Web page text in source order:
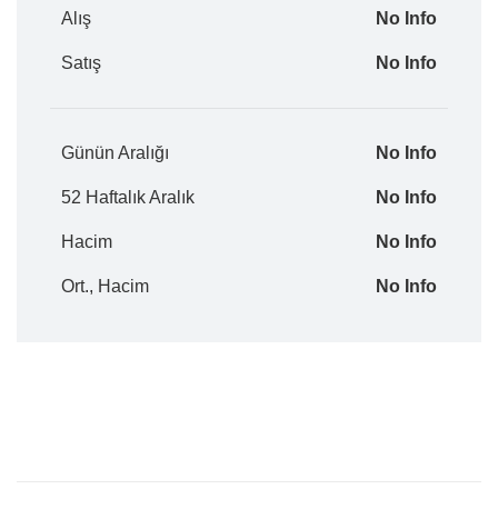
Alış No Info
Satış No Info
Günün Aralığı No Info
52 Haftalık Aralık No Info
Hacim No Info
Ort., Hacim No Info